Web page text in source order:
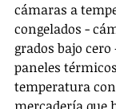
cámaras a
congelados -
grados bajo
paneles
temperatura